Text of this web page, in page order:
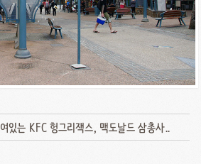
있는 KFC 헝그리잭스, 맥도날드 삼총사..